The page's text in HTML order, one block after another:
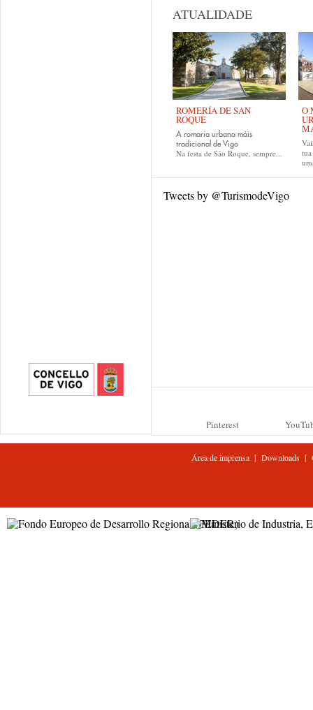
ATUALIDADE
ROMERÍA DE SAN
ROQUE
A romaria urbana máis
tradicional de Vigo
Na festa de São Roque, sempre...
O
Tweets by @TurismodeVigo
Pinterest
Área de imprensa| Downloads|